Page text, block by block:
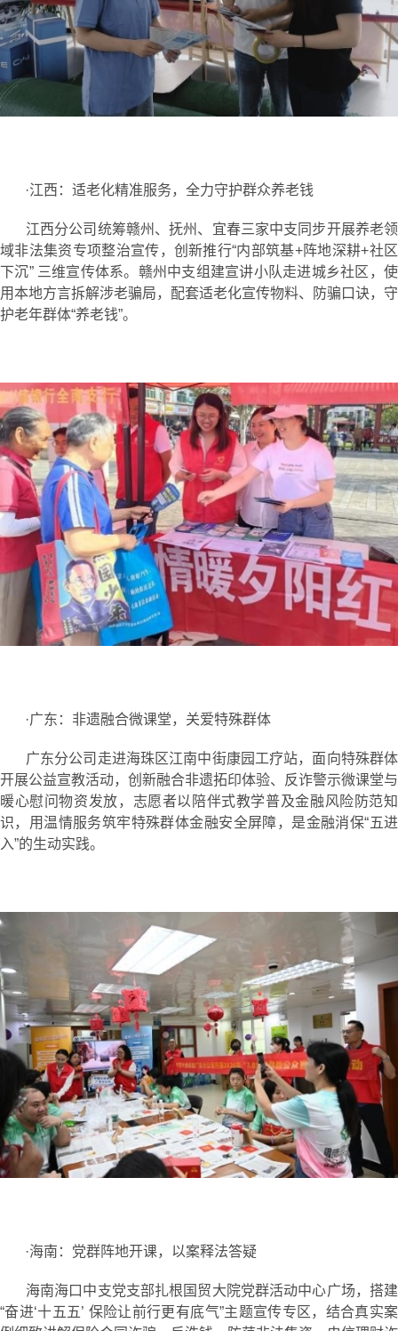
·江西：适老化精准服务，全力守护群众养老钱
江西分公司统筹赣州、抚州、宜春三家中支同步开展养老领
域非法集资专项整治宣传，创新推行“内部筑基+阵地深耕+社区
下沉” 三维宣传体系。赣州中支组建宣讲小队走进城乡社区，使
用本地方言拆解涉老骗局，配套适老化宣传物料、防骗口诀，守
护老年群体“养老钱”。
·广东：非遗融合微课堂，关爱特殊群体
广东分公司走进海珠区江南中街康园工疗站，面向特殊群体
开展公益宣教活动，创新融合非遗拓印体验、反诈警示微课堂与
暖心慰问物资发放，志愿者以陪伴式教学普及金融风险防范知
识，用温情服务筑牢特殊群体金融安全屏障，是金融消保“五进
入”的生动实践。
·海南：党群阵地开课，以案释法答疑
海南海口中支党支部扎根国贸大院党群活动中心广场，搭建
“奋进‘十五五’ 保险让前行更有底气”主题宣传专区，结合真实案